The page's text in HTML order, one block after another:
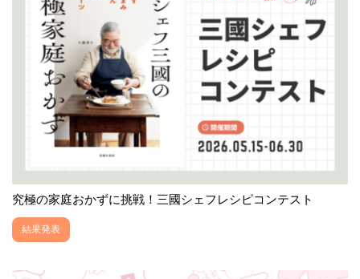
究極の家庭おかずに挑戦！三國シェフレシピコンテスト
結果発表